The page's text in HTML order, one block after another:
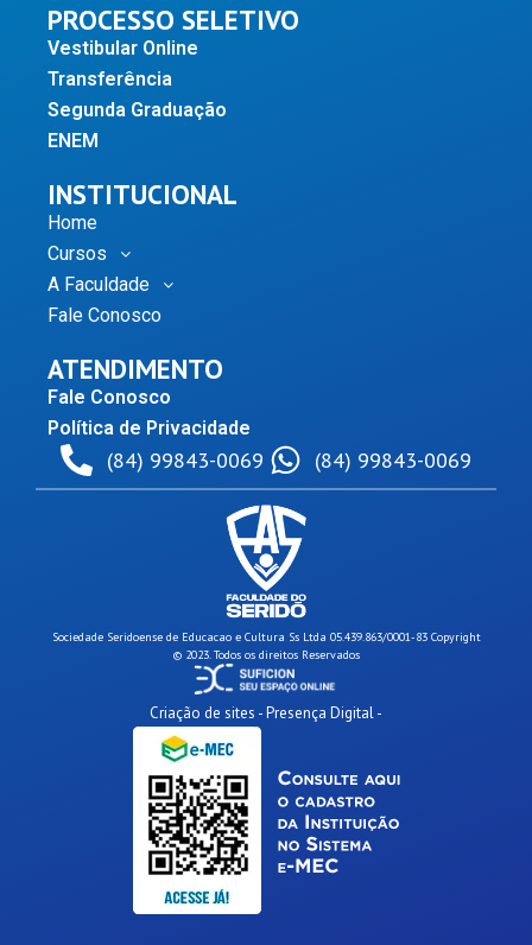
PROCESSO SELETIVO
Vestibular Online
Transferência
Segunda Graduação
ENEM
INSTITUCIONAL
Home
Cursos
A Faculdade
Fale Conosco
ATENDIMENTO
Fale Conosco
Política de Privacidade
(84) 99843-0069 (84) 99843-0069
Sociedade Seridoense de Educacao e Cultura Ss Ltda 05.439.863/0001-83 Copyright
© 2023. Todos os direitos Reservados
Criação de sites - Presença Digital -